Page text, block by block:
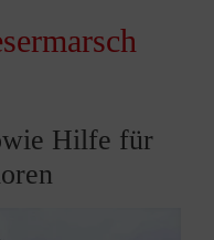
Hilfe für